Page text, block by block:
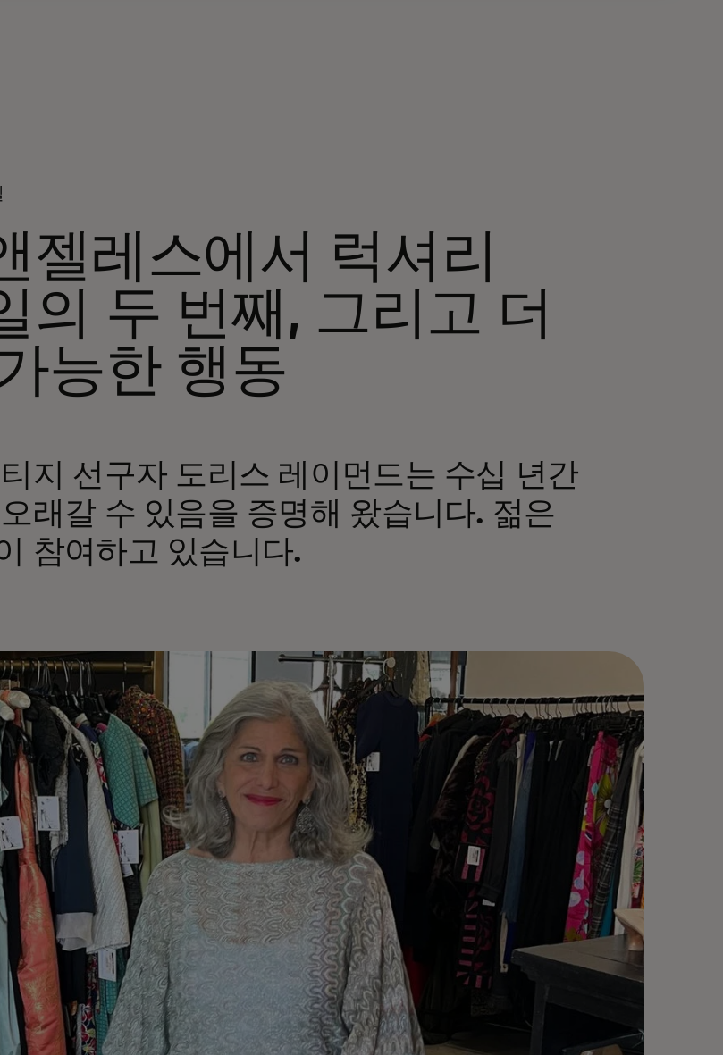
젤레스에서 럭셔리
의 두 번째, 그리고 더
능한 행동
지 선구자 도리스 레이먼드는 수십 년간
래갈 수 있음을 증명해 왔습니다. 젊은
참여하고 있습니다.